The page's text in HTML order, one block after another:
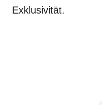
Exklusivität.